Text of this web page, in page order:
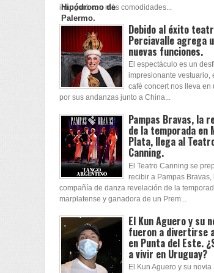
inauguró con más comodidades...
Debido al éxito
Perciavalle agrega
nuevas funciones.
El espectáculo es un
impresionante vestuario,
café concert nos lleva en
por sus andanzas junto a China...
Pampas Bravas, la
de la temporada en
Plata, llega al
Canning.
El Teatro Canning se
recibir a Pampas Bravas,
compañía de danza revelación de la
marplatense y ganadora de un Prem...
El Kun Aguero y su
fueron a divertirse
en Punta del Este.
a vivir en Uruguay?
El Kun Aguero y su novia